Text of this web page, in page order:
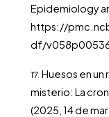
Epidemiology
https://
df/
Huesos en un
misterio: La
(2025, 14 de